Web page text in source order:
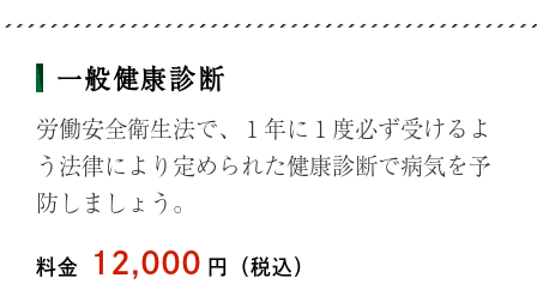
一般健康診断
労働安全衛生法で、１年に１度必ず受けるよ
う法律により定められた健康診断で病気を予
防しましょう。
料金 12,000 円（税込）